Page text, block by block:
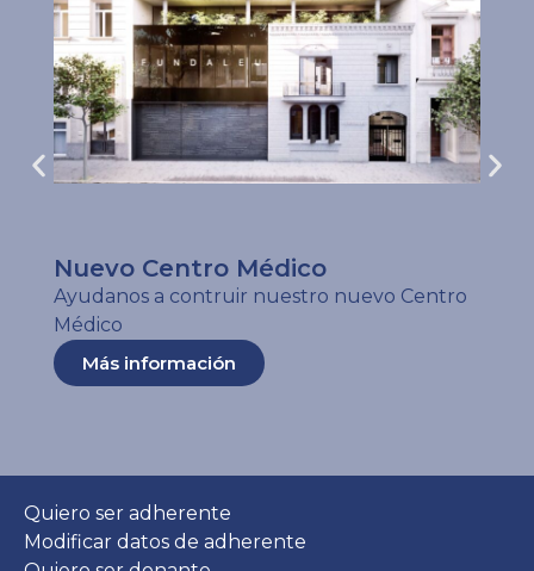
Nuevo Centro Médico
Ayudanos a contruir nuestro nuevo Centro
Médico
Más información
Quiero ser adherente
Modificar datos de adherente